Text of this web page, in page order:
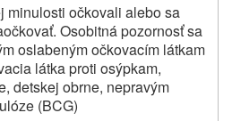
minulosti očkovali alebo sa
Osobitná pozornosť sa
oslabeným očkovacím látkam
látka proti osýpkam,
detskej obrne, nepravým
(BCG)